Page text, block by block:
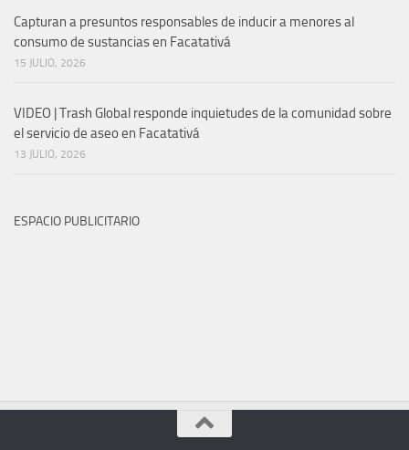
Capturan a presuntos responsables de inducir a menores al
consumo de sustancias en Facatativá
15 JULIO, 2026
VIDEO | Trash Global responde inquietudes de la comunidad sobre
el servicio de aseo en Facatativá
13 JULIO, 2026
ESPACIO PUBLICITARIO